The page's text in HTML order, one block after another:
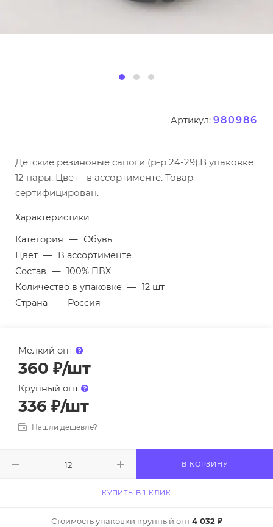
Артикул: 980986
Детские резиновые сапоги (р-р 24-29).В упаковке
12 пары. Цвет - в ассортименте. Товар
сертифицирован.
Характеристики
Категория — Обувь
Цвет — В ассортименте
Состав — 100% ПВХ
Количество в упаковке — 12 шт
Страна — Россия
Мелкий опт
360 ₽/шт
Крупный опт
336 ₽/шт
Нашли дешевле?
В КОРЗИНУ
КУПИТЬ В 1 КЛИК
Стоимость упаковки крупный опт4 032 ₽